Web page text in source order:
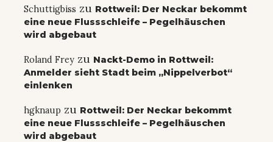
Schuttigbiss zu Rottweil: Der Neckar bekommt
eine neue Flussschleife – Pegelhäuschen
wird abgebaut
Roland Frey zu Nackt-Demo in Rottweil:
Anmelder sieht Stadt beim „Nippelverbot“
einlenken
hgknaup zu Rottweil: Der Neckar bekommt
eine neue Flussschleife – Pegelhäuschen
wird abgebaut